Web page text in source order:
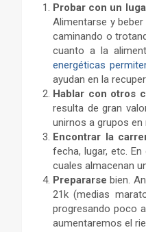
Probar con un
Alimentarse y
caminando o
cuanto a la
energéticas
ayudan en la
Hablar con otros
resulta de gran
unirnos a grupos
Encontrar la
fecha, lugar, etc.
cuales almacenan
Prepararsebien.
21k (medias
progresando poco
aumentaremos el